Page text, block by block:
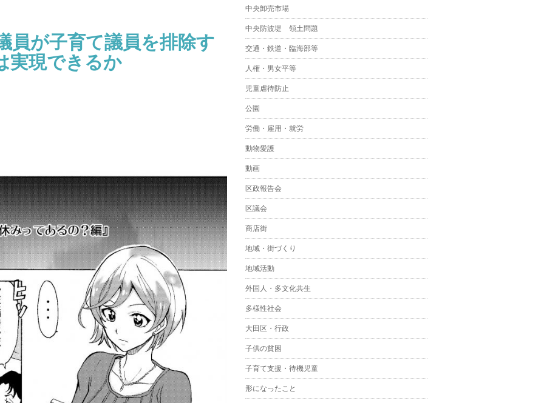
員が子育て議員を排除す
実現できるか
中央卸売市場
中央防波堤 領土問題
交通・鉄道・臨海部等
人権・男女平等
児童虐待防止
公園
労働・雇用・就労
動物愛護
動画
区政報告会
区議会
商店街
地域・街づくり
地域活動
外国人・多文化共生
多様性社会
大田区・行政
子供の貧困
子育て支援・待機児童
形になったこと